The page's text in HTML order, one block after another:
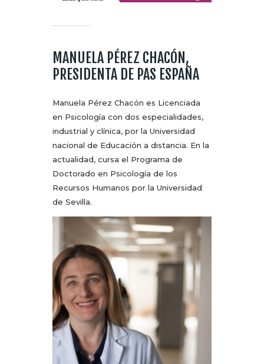
MANUELA PÉREZ CHACÓN,
PRESIDENTA DE PAS ESPAÑA
Manuela Pérez Chacón es Licenciada
en Psicología con dos especialidades,
industrial y clínica, por la Universidad
nacional de Educación a distancia. En la
actualidad, cursa el Programa de
Doctorado en Psicología de los
Recursos Humanos por la Universidad
de Sevilla.